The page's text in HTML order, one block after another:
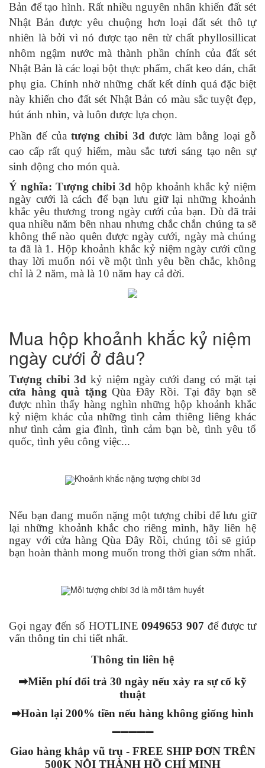
Bản để tạo hình. Rất nhiều nguyên nhân khiến đất sét
Nhật Bản được yêu chuộng hơn loại đất sét thô tự
nhiên là bởi vì nó được tạo nên từ chất phyllosillicat
nhôm ngậm nước mà thành phần chính của đất sét
Nhật Bản là các loại bột thực phẩm, chất keo dán, chất
phụ gia. Chính nhờ những chất kết dính quá đặc biệt
này khiến cho đất sét Nhật Bản có màu sắc tuyệt đẹp,
hút ánh nhìn, và luôn được lựa chọn.
Phần đế của tượng chibi 3d được làm bằng loại gỗ
cao cấp rất quý hiếm, màu sắc tươi sáng tạo nên sự
sinh động cho món quà.
Ý nghĩa: Tượng chibi 3d hộp khoảnh khắc kỷ niệm
ngày cưới là cách để bạn lưu giữ lại những khoảnh
khắc yêu thương trong ngày cưới của bạn. Dù đã trải
qua nhiều năm bên nhau nhưng chắc chắn chúng ta sẽ
không thể nào quên được ngày cưới, ngày mà chúng
ta đã là 1. Hộp khoảnh khắc kỷ niệm ngày cưới cũng
thay lời muốn nói về một tình yêu bền chắc, không
chỉ là 2 năm, mà là 10 năm hay cả đời.
Mua hộp khoảnh khắc kỷ niệm
ngày cưới ở đâu?
Tượng chibi 3d kỷ niệm ngày cưới đang có mặt tại
cửa hàng quà tặng Qùa Đây Rồi. Tại đây bạn sẽ
được nhìn thấy hàng nghìn những hộp khoảnh khắc
kỷ niệm khác của những tình cảm thiêng liêng khác
như tình cảm gia đình, tình cảm bạn bè, tình yêu tổ
quốc, tình yêu công việc...
Khoảnh khắc nặng tượng chibi 3d
Nếu bạn đang muốn nặng một tượng chibi để lưu giữ
lại những khoảnh khắc cho riêng mình, hãy liên hệ
ngay với cửa hàng Qùa Đây Rồi, chúng tôi sẽ giúp
bạn hoàn thành mong muốn trong thời gian sớm nhất.
Mỗi tượng chibi 3d là mỗi tâm huyết
Gọi ngay đến số HOTLINE0949653 907 để được tư
vấn thông tin chi tiết nhất.
Thông tin liên hệ
➡Miễn phí đổi trả 30 ngày nếu xảy ra sự cố kỹ
thuật
➡Hoàn lại 200% tiền nếu hàng không giống hình
➖➖➖➖➖
Giao hàng khắp vũ trụ - FREE SHIP ĐƠN TRÊN
500K NỘI THÀNH HỒ CHÍ MINH